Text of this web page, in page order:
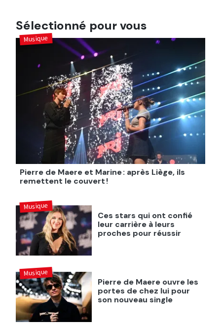
Sélectionné pour vous
Pierre de Maere et Marine : après Liège, ils
remettent le couvert !
Musique
Ces stars qui ont confié
leur carrière à leurs
proches pour réussir
Musique
Pierre de Maere ouvre les
portes de chez lui pour
son nouveau single
Musique